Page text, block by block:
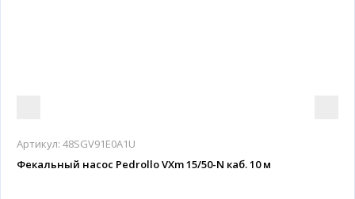
Артикул: 48SGV91E0A1U
Фекальный насос Pedrollo VXm 15/50-N каб. 10 м